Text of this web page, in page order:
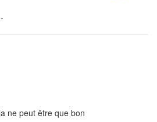
-
ne peut être que bon